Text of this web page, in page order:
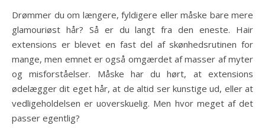
Drømmer du om længere, fyldigere eller måske bare mere
glamouriøst hår? Så er du langt fra den eneste. Hair
extensions er blevet en fast del af skønhedsrutinen for
mange, men emnet er også omgærdet af masser af myter
og misforståelser. Måske har du hørt, at extensions
ødelægger dit eget hår, at de altid ser kunstige ud, eller at
vedligeholdelsen er uoverskuelig. Men hvor meget af det
passer egentlig?